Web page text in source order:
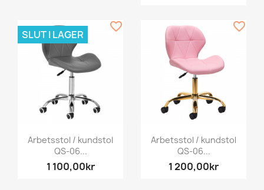
Arbetsstol / kundstol
QS-06...
1 100,00kr
SLUT I LAGER
favorite_border
Arbetsstol / kundstol
QS-06...
1 200,00kr
favorite_border